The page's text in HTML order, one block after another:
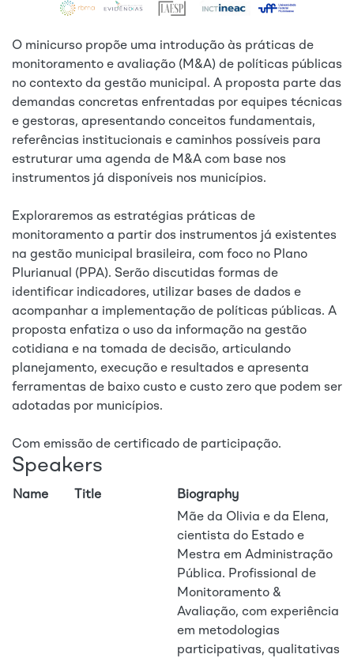
O minicurso propõe uma introdução às práticas de
monitoramento e avaliação (M&A) de políticas públicas
no contexto da gestão municipal. A proposta parte das
demandas concretas enfrentadas por equipes técnicas
e gestoras, apresentando conceitos fundamentais,
referências institucionais e caminhos possíveis para
estruturar uma agenda de M&A com base nos
instrumentos já disponíveis nos municípios.
Exploraremos as estratégias práticas de
monitoramento a partir dos instrumentos já existentes
na gestão municipal brasileira, com foco no Plano
Plurianual (PPA). Serão discutidas formas de
identificar indicadores, utilizar bases de dados e
acompanhar a implementação de políticas públicas. A
proposta enfatiza o uso da informação na gestão
cotidiana e na tomada de decisão, articulando
planejamento, execução e resultados e apresenta
ferramentas de baixo custo e custo zero que podem ser
adotadas por municípios.
Com emissão de certificado de participação.
Speakers
Name Title
Biography
Mãe da Olivia e da Elena,
cientista do Estado e
Mestra em Administração
Pública. Profissional de
Monitoramento &
Avaliação, com experiência
em metodologias
participativas, qualitativas